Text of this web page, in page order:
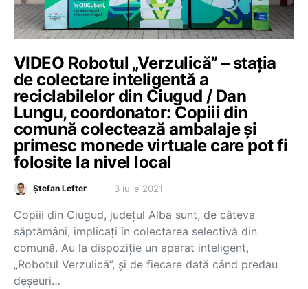
VIDEO Robotul „Verzulică” – stația
de colectare inteligentă a
reciclabilelor din Ciugud / Dan
Lungu, coordonator: Copiii din
comună colectează ambalaje și
primesc monede virtuale care pot fi
folosite la nivel local
Ștefan Lefter 3 iulie 2021
Copiii din Ciugud, județul Alba sunt, de câteva
săptămâni, implicați în colectarea selectivă din
comună. Au la dispoziție un aparat inteligent,
„Robotul Verzulică”, și de fiecare dată când predau
deșeuri…